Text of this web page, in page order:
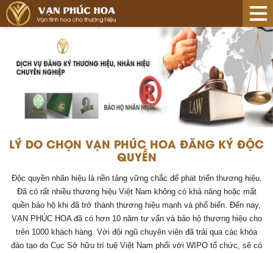
LÝ DO CHỌN VẠN PHÚC HOA ĐĂNG KÝ ĐỘC
QUYỀN
Độc quyền nhãn hiệu là nền tảng vững chắc để phát triển thương hiệu.
Đã có rất nhiều thương hiệu Việt Nam không có khả năng hoặc mất
quền bảo hộ khi đã trở thành thương hiệu mạnh và phổ biến. Đến nay,
VẠN PHÚC HOA đã có hơn 10 năm tư vấn và bảo hộ thương hiệu cho
trên 1000 khách hàng. Với đội ngũ chuyên viên đã trải qua các khóa
đào tạo do Cục Sở hữu trí tuệ Việt Nam phối với WIPO tổ chức, sẽ có